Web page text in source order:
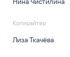
Копирайтер
Лиза Ткачёва